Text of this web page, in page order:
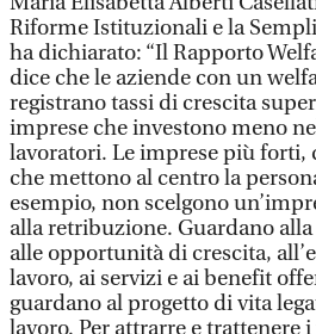
Riforme Istituzionali e la
ha dichiarato: “Il Rapporto
dice che le aziende con un
registrano tassi di crescita
imprese che investono meno
lavoratori. Le imprese più forti,
che mettono al centro la
esempio, non scelgono
alla retribuzione. Guardano
alle opportunità di crescita,
lavoro, ai servizi e ai benefit
guardano al progetto di vita
lavoro. Per attrarre e trattenere